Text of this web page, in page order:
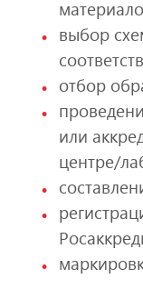
выбор
отбор
или
центре/